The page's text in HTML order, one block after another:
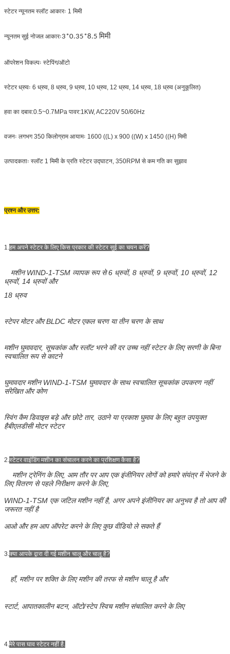
स्टेटर न्यूनतम स्लॉट आकारः 1 मिमी
न्यूनतम सुई नोजल आकारः3*0.35*8.5 मिमी
ऑपरेशन विकल्पः स्टेपिंग/ऑटो
स्टेटर ध्रुवः 6 ध्रुव, 8 ध्रुव, 9 ध्रुव, 10 ध्रुव, 12 ध्रुव, 14 ध्रुव, 18 ध्रुव (अनुकूलित)
हवा का दबाव:0.5~0.7MPa पावर:1KW, AC220V 50/60Hz
वजनः लगभग 350 किलोग्राम आयामः 1600 ((L) x 900 ((W) x 1450 ((H) मिमी
उत्पादकताः स्लॉट 1 मिमी के प्रति स्टेटर उद्घाटन, 350RPM से कम गति का सुझाव
प्रश्न और उत्तर:
1.हम अपने स्टेटर के लिए किस प्रकार की स्टेटर सुई का चयन करें?
मशीन WIND-1-TSM व्यापक रूप से 6 ध्रुवों, 8 ध्रुवों, 9 ध्रुवों, 10 ध्रुवों, 12
ध्रुवों, 14 ध्रुवों और
18 ध्रुव
स्टेपर मोटर और BLDC मोटर एकल चरण या तीन चरण के साथ
मशीन घुमावदार, सूचकांक और स्लॉट भरने की दर उच्च नहीं स्टेटर के लिए सरणी के बिना
स्वचालित रूप से काटने
घुमावदार मशीन WIND-1-TSM घुमावदार के साथ स्वचालित सूचकांक उपकरण नहीं
संरेखित और कोण
स्विंग कैम डिवाइस बड़े और छोटे तार, उठाने या प्रकाश घुमाव के लिए बहुत उपयुक्त
हैबीएलडीसी मोटर स्टेटर
2.स्टेटर वाइंडिंग मशीन का संचालन करने का प्रशिक्षण कैसा है?
मशीन ट्रेनिंग के लिए, आम तौर पर आप एक इंजीनियर लोगों को हमारे संयंत्र में भेजने के
लिए वितरण से पहले निरीक्षण करने के लिए,
WIND-1-TSM एक जटिल मशीन नहीं है, अगर अपने इंजीनियर का अनुभव है तो आप की
जरूरत नहीं है
आओ और हम आप ऑपरेट करने के लिए कुछ वीडियो ले सकते हैं
3.क्या आपके द्वारा दी गई मशीन चालू और चालू है?
हाँ, मशीन पर शक्ति के लिए मशीन की तरफ से मशीन चालू है और
स्टार्ट, आपातकालीन बटन, ऑटो/स्टेप स्विच मशीन संचालित करने के लिए
4.मेरे पास घाव स्टेटर नहीं है.